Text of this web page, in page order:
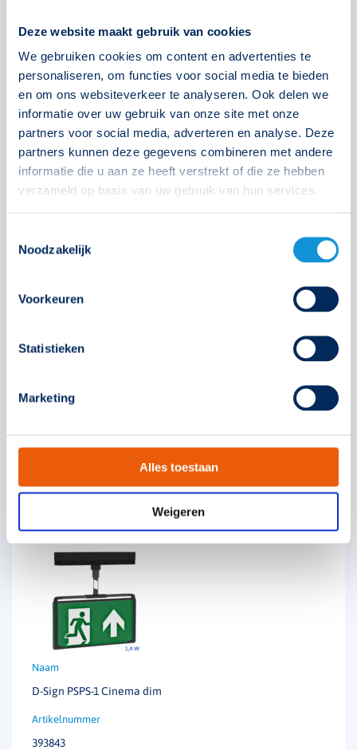
Deze website maakt gebruik van cookies
We gebruiken cookies om content en advertenties te
personaliseren, om functies voor social media te bieden
en om ons websiteverkeer te analyseren. Ook delen we
informatie over uw gebruik van onze site met onze
partners voor social media, adverteren en analyse. Deze
partners kunnen deze gegevens combineren met andere
informatie die u aan ze heeft verstrekt of die ze hebben
verzameld op basis van uw gebruik van hun services.
Noodzakelijk
Voorkeuren
Statistieken
Marketing
Alles toestaan
Weigeren
393848
Solar Technische unie Oosterberg
D-Sign PSPA-1 Cinema dim
393837
Technische unie
D-Sign PSPS-1 Cinema dim
393843